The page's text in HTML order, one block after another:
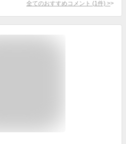
全てのおすすめコメント (1 件) >